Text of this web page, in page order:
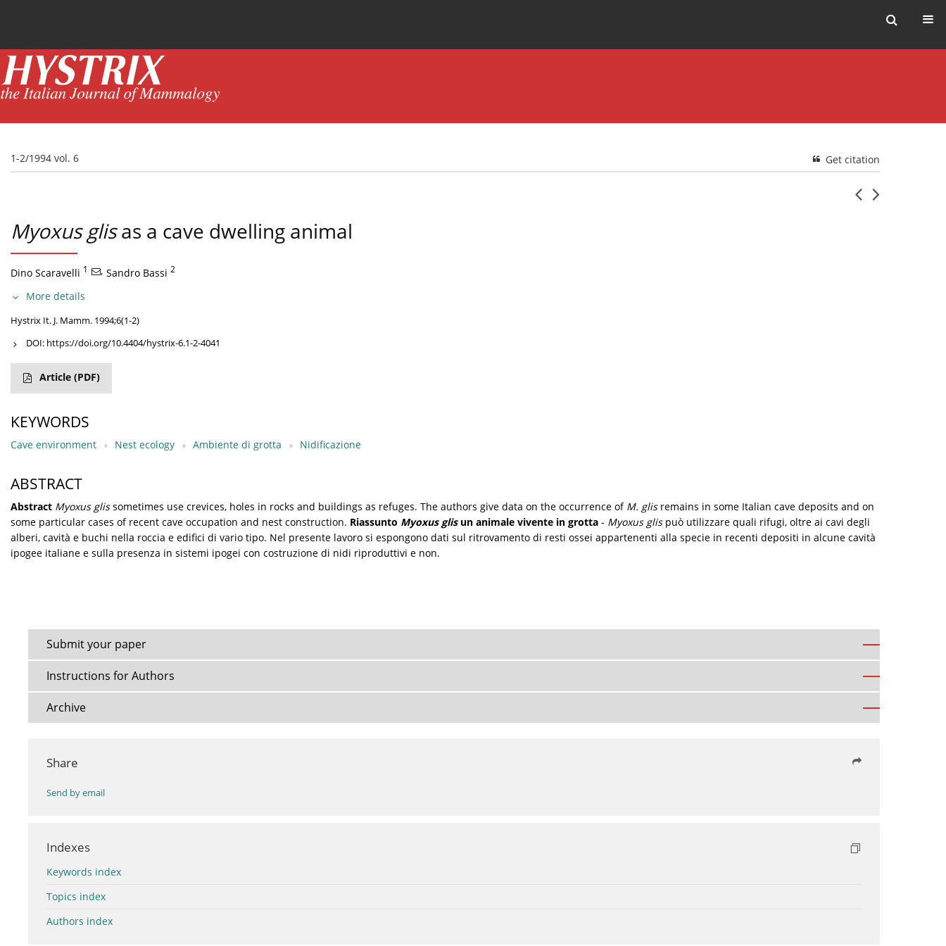
1-2/1994 vol. 6 Get citation
Myoxus glisas a cave dwelling animal
Dino Scaravelli 1 , Sandro Bassi 2
More details
Hystrix It. J. Mamm. 1994;6(1-2)
DOI: https://doi.org/10.4404/hystrix-6.1-2-4041
Article (PDF)
KEYWORDS
Cave environment Nest ecology Ambiente di grotta Nidificazione
ABSTRACT
Abstract Myoxus glissometimes use crevices, holes in rocks and buildings as refuges. The authors give data on the occurrence of M. glisremains in some Italian cave deposits and on
some particular cases of recent cave occupation and nest construction. Riassunto Myoxus glisun animale vivente in grotta - Myoxus glispuò utilizzare quali rifugi, oltre ai cavi degli
alberi, cavità e buchi nella roccia e edifici di vario tipo. Nel presente lavoro si espongono dati sul ritrovamento di resti ossei appartenenti alla specie in recenti depositi in alcune cavità
ipogee italiane e sulla presenza in sistemi ipogei con costruzione di nidi riproduttivi e non.
Submit your paper
Instructions for Authors
Archive
Share
Send by email
Indexes
Keywords index
Topics index
Authors index